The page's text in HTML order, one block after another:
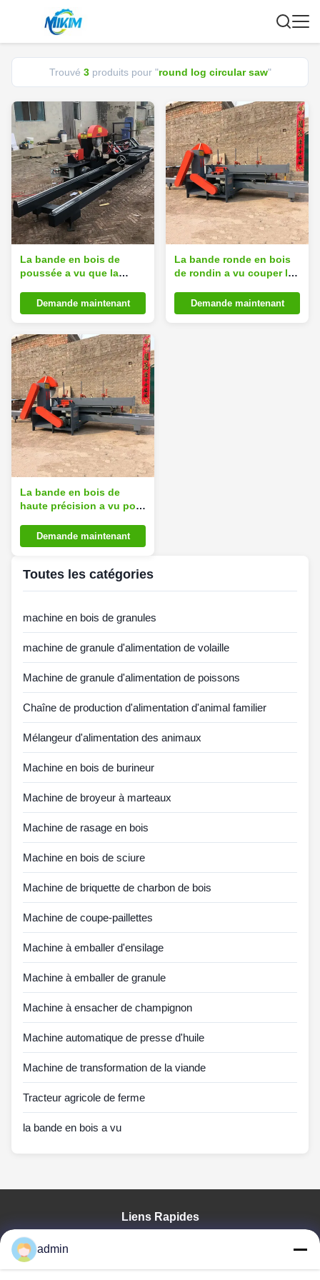
Trouvé 3produits pour "round log circular saw"
La bande en bois de
poussée a vu que la
rondin a vu la machine
de scie de Tableau de
Demande maintenant
La bande ronde en bois
de rondin a vu couper la
scie de Tableau de
glissement de scierie
Demande maintenant
La bande en bois de
haute précision a vu pour
la machine de scie de
panneau
Demande maintenant
Toutes les catégories
machine en bois de granules
machine de granule d'alimentation de volaille
Machine de granule d'alimentation de poissons
Chaîne de production d'alimentation d'animal familier
Mélangeur d'alimentation des animaux
Machine en bois de burineur
Machine de broyeur à marteaux
Machine de rasage en bois
Machine en bois de sciure
Machine de briquette de charbon de bois
Machine de coupe-paillettes
Machine à emballer d'ensilage
Machine à emballer de granule
Machine à ensacher de champignon
Machine automatique de presse d'huile
Machine de transformation de la viande
Tracteur agricole de ferme
la bande en bois a vu
Liens Rapides
admin